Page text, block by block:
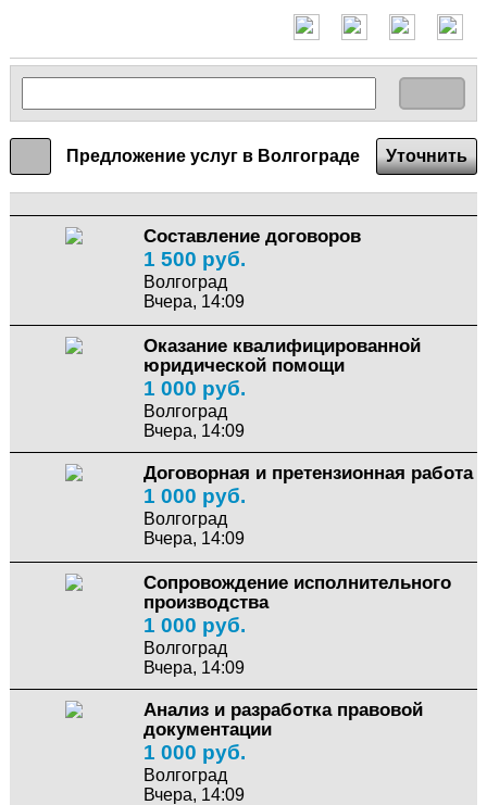
Предложение услуг в Волгограде Уточнить
Составление договоров
1 500 руб.
Волгоград
Вчера, 14:09
Оказание квалифицированной
юридической помощи
1 000 руб.
Волгоград
Вчера, 14:09
Договорная и претензионная работа
1 000 руб.
Волгоград
Вчера, 14:09
Сопровождение исполнительного
производства
1 000 руб.
Волгоград
Вчера, 14:09
Анализ и разработка правовой
документации
1 000 руб.
Волгоград
Вчера, 14:09